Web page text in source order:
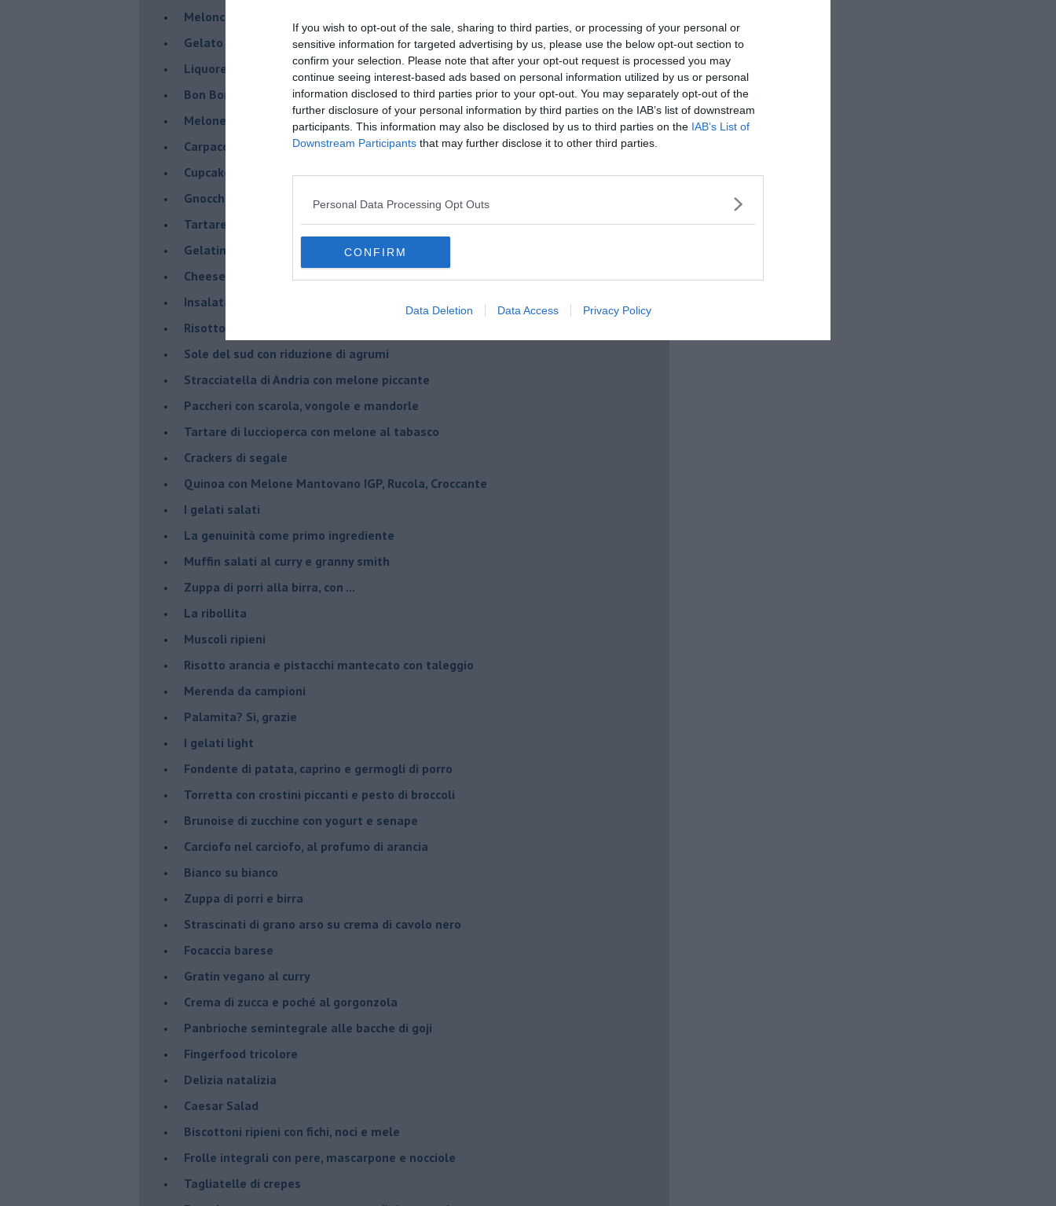
If you wish to opt-out of the sale, sharing to third parties, or processing of your personal or
sensitive information for targeted advertising by us, please use the below opt-out section to
confirm your selection. Please note that after your opt-out request is processed you may
continue seeing interest-based ads based on personal information utilized by us or personal
information disclosed to third parties prior to your opt-out. You may separately opt-out of the
further disclosure of your personal information by third parties on the IAB’s list of downstream
participants. This information may also be disclosed by us to third parties on the IAB’s List of
Downstream Participants that may further disclose it to other third parties.
Personal Data Processing Opt Outs
CONFIRM
Data Deletion Data Access Privacy Policy
Meloncino, liquore al melone mantovano IGP
Gelato al melone mantovano
Liquore al melone mantovano igp e peperoncino
Bon Bon di melone mantovano igp al grana padano
Melone mantovano IGP liquido con crostacei e molluschi
Carpaccio di manzo con caprino al melone mantovano
Cupcake al melone con frosting al mascarpone
Gnocchetti al pesto di melone mantovano IGP
Tartare di fassona con melone,grue di cacao e timo
Gelatine al cardamomo e melone mantovano igp
Cheesecake al melone mantovano IGP
Insalata di sgombro e melone mantovano IGP
Risotto al Melone Mantovano IGP, scampi e timo
Sole del sud con riduzione di agrumi
Stracciatella di Andria con melone piccante
Paccheri con scarola, vongole e mandorle
Tartare di luccioperca con melone al tabasco
Crackers di segale
Quinoa con Melone Mantovano IGP, Rucola, Croccante
I gelati salati
La genuinità come primo ingrediente
Muffin salati al curry e granny smith
Zuppa di porri alla birra, con ...
La ribollita
Muscoli ripieni
Risotto arancia e pistacchi mantecato con taleggio
Merenda da campioni
Palamita? Sì, grazie
I gelati light
Fondente di patata, caprino e germogli di porro
Torretta con crostini piccanti e pesto di broccoli
Brunoise di zucchine con yogurt e senape
Carciofo nel carciofo, al profumo di arancia
Bianco su bianco
Zuppa di porri e birra
Strascinati di grano arso su crema di cavolo nero
Focaccia barese
Gratin vegano al curry
Crema di zucca e poché al gorgonzola
Panbrioche semintegrale alle bacche di goji
Fingerfood tricolore
Delizia natalizia
Caesar Salad
Biscottoni ripieni con fichi, noci e mele
Frolle integrali con pere, mascarpone e nocciole
Tagliatelle di crepes